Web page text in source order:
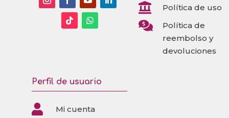
 Política de uso

Política de
reembolso y
devoluciones
Perfil de usuario
 Mi cuenta